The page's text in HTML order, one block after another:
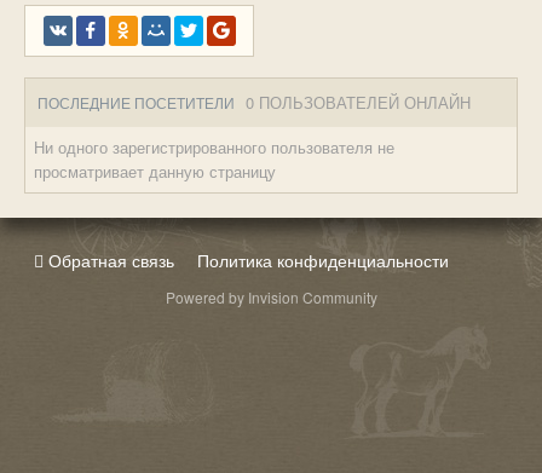
ПОСЛЕДНИЕ ПОСЕТИТЕЛИ 0 ПОЛЬЗОВАТЕЛЕЙ ОНЛАЙН
Ни одного зарегистрированного пользователя не
просматривает данную страницу
Обратная связь Политика конфиденциальности
Powered by Invision Community